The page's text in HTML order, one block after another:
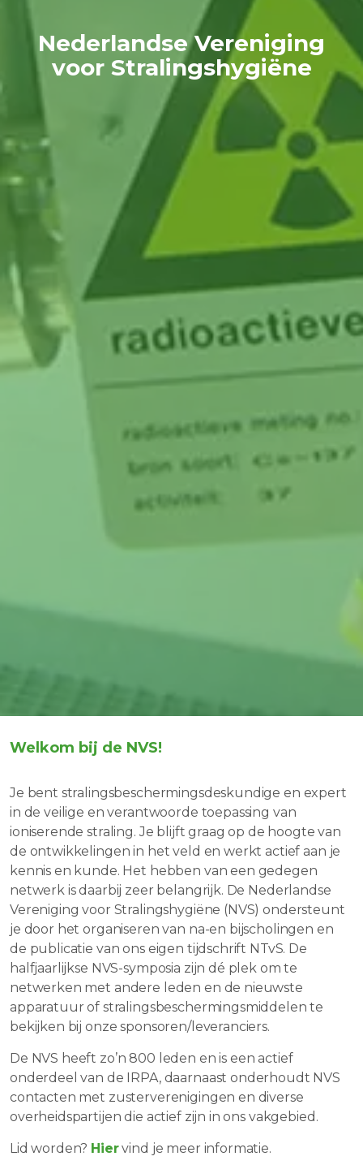
Nederlandse Vereniging
voor Stralingshygiëne
Welkom bij de NVS!
Je bent stralingsbeschermingsdeskundige en expert
in de veilige en verantwoorde toepassing van
ioniserende straling. Je blijft graag op de hoogte van
de ontwikkelingen in het veld en werkt actief aan je
kennis en kunde. Het hebben van een gedegen
netwerk is daarbij zeer belangrijk. De Nederlandse
Vereniging voor Stralingshygiëne (NVS) ondersteunt
je door het organiseren van na-en bijscholingen en
de publicatie van ons eigen tijdschrift NTvS. De
halfjaarlijkse NVS-symposia zijn dé plek om te
netwerken met andere leden en de nieuwste
apparatuur of stralingsbeschermingsmiddelen te
bekijken bij onze sponsoren/leveranciers.
De NVS heeft zo’n 800 leden en is een actief
onderdeel van de IRPA, daarnaast onderhoudt NVS
contacten met zusterverenigingen en diverse
overheidspartijen die actief zijn in ons vakgebied.
Lid worden? Hiervind je meer informatie.